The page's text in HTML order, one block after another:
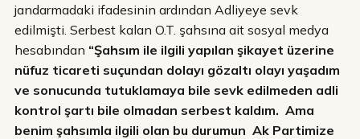
jandarmadaki ifadesinin ardından Adliyeye sevk
edilmişti. Serbest kalan O.T. şahsına ait sosyal medya
hesabından “Şahsım ile ilgili yapılan şikayet üzerine
nüfuz ticareti suçundan dolayı gözaltı olayı yaşadım
ve sonucunda tutuklamaya bile sevk edilmeden adli
kontrol şartı bile olmadan serbest kaldım. Ama
benim şahsımla ilgili olan bu durumun Ak Partimize